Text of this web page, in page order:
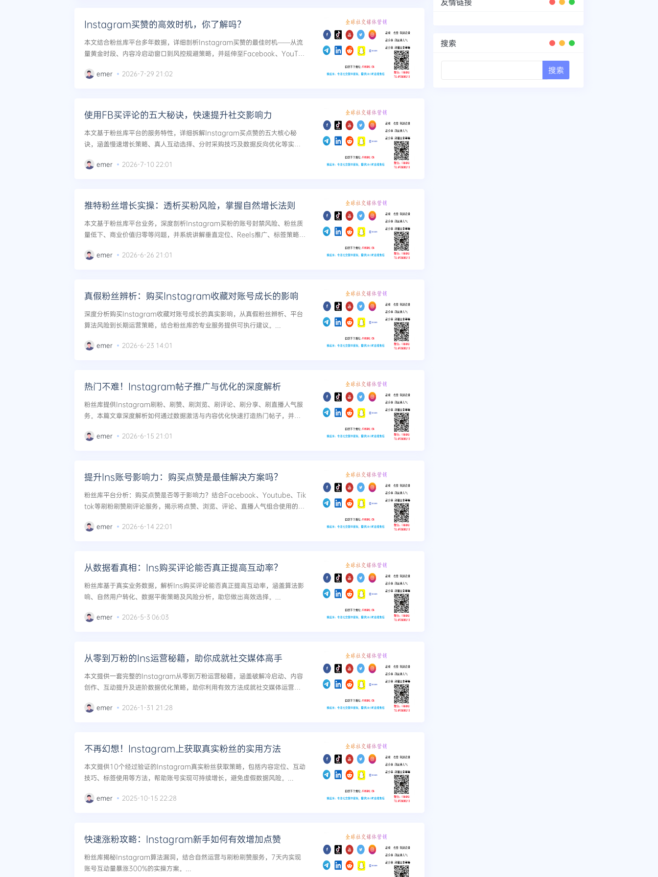
Instagram买赞的高效时机，你了解吗？
本文结合粉丝库平台多年数据，详细剖析Instagram买赞的最佳时机——从流
量黄金时段、内容冷启动窗口到风控规避策略，并延伸至Facebook、YouTu
长。...emer 2026-7-29 21:02
使用FB买评论的五大秘诀，快速提升社交影响力
本文基于粉丝库平台的服务特性，详细拆解Instagram买点赞的五大核心秘
诀，涵盖慢速增长策略、真人互动选择、分时采购技巧及数据反向优化等实战
emer 2026-7-10 22:01
推特粉丝增长实操：透析买粉风险，掌握自然增长法则
本文基于粉丝库平台业务，深度剖析Instagram买粉的账号封禁风险、粉丝质
量低下、商业价值归零等问题，并系统讲解垂直定位、Reels推广、标签策略等
emer 2026-6-26 21:01
真假粉丝辨析：购买Instagram收藏对账号成长的影响
深度分析购买Instagram收藏对账号成长的真实影响，从真假粉丝辨析、平台
算法风险到长期运营策略，结合粉丝库的专业服务提供可执行建议。...
emer 2026-6-23 14:01
热门不难！Instagram帖子推广与优化的深度解析
粉丝库提供Instagram刷粉、刷赞、刷浏览、刷评论、刷分享、刷直播人气服
务。本篇文章深度解析如何通过数据激活与内容优化快速打造热门帖子，并给
emer 2026-6-15 21:01
提升Ins账号影响力：购买点赞是最佳解决方案吗？
粉丝库平台分析：购买点赞是否等于影响力？结合Facebook、Youtube、Tik
tok等刷粉刷赞刷评论服务，揭示将点赞、浏览、评论、直播人气组合使用的系
emer 2026-6-14 22:01
从数据看真相：Ins购买评论能否真正提高互动率？
粉丝库基于真实业务数据，解析Ins购买评论能否真正提高互动率，涵盖算法影
响、自然用户转化、数据平衡策略及风险分析，助您做出高效选择。...
emer 2026-5-3 06:03
从零到万粉的Ins运营秘籍，助你成就社交媒体高手
本文提供一套完整的Instagram从零到万粉运营秘籍，涵盖破解冷启动、内容
创作、互动提升及进阶数据优化策略，助你利用有效方法成就社交媒体运营高
emer 2026-1-31 21:28
不再幻想！Instagram上获取真实粉丝的实用方法
本文提供10个经过验证的Instagram真实粉丝获取策略，包括内容定位、互动
技巧、标签使用等方法，帮助账号实现可持续增长，避免虚假数据风险。...
emer 2025-10-15 22:28
快速涨粉攻略：Instagram新手如何有效增加点赞
粉丝库揭秘Instagram算法漏洞，结合自然运营与刷粉刷赞服务，7天内实现
账号互动量暴涨300%的实操方案。...
搜索